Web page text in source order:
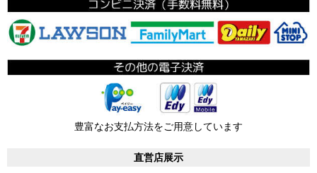
豊富なお支払方法をご用意しています
直営店展示